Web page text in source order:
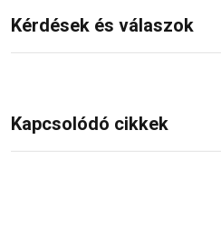
Kérdések és válaszok
Kapcsolódó cikkek